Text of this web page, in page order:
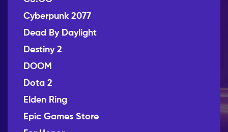
Cyberpunk 2077
Dead By Daylight
Destiny 2
DOOM
Dota 2
Elden Ring
Epic Games Store